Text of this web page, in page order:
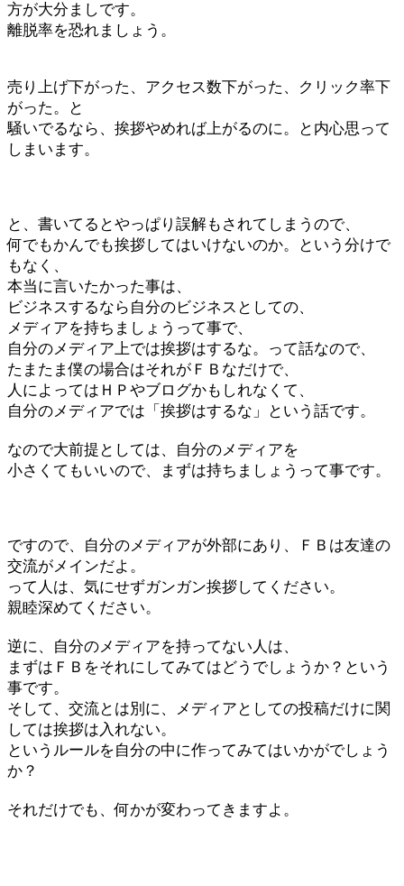
方が大分ましです。
離脱率を恐れましょう。
売り上げ下がった、アクセス数下がった、クリック率下
がった。と
騒いでるなら、挨拶やめれば上がるのに。と内心思って
しまいます。
と、書いてるとやっぱり誤解もされてしまうので、
何でもかんでも挨拶してはいけないのか。という分けで
もなく、
本当に言いたかった事は、
ビジネスするなら自分のビジネスとしての、
メディアを持ちましょうって事で、
自分のメディア上では挨拶はするな。って話なので、
たまたま僕の場合はそれがＦＢなだけで、
人によってはＨＰやブログかもしれなくて、
自分のメディアでは「挨拶はするな」という話です。
なので大前提としては、自分のメディアを
小さくてもいいので、まずは持ちましょうって事です。
ですので、自分のメディアが外部にあり、ＦＢは友達の
交流がメインだよ。
って人は、気にせずガンガン挨拶してください。
親睦深めてください。
逆に、自分のメディアを持ってない人は、
まずはＦＢをそれにしてみてはどうでしょうか？という
事です。
そして、交流とは別に、メディアとしての投稿だけに関
しては挨拶は入れない。
というルールを自分の中に作ってみてはいかがでしょう
か？
それだけでも、何かが変わってきますよ。